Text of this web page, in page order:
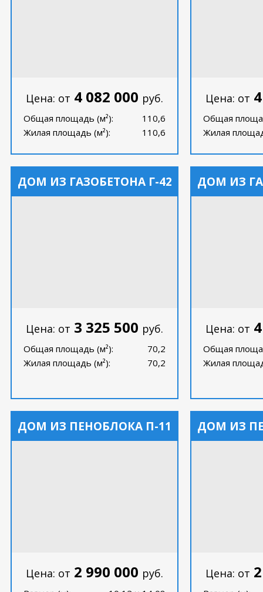
Цена: от 4 082 000 руб.
Общая площадь (м²):
110,6
Жилая площадь (м²):
110,6
Цена: от
Общая
Жилая
ДОМ ИЗ ГАЗОБЕТОНА Г-42
Цена: от 3 325 500 руб.
Общая площадь (м²):
70,2
Жилая площадь (м²):
70,2
ДОМ ИЗ
Цена: от
Общая
Жилая
ДОМ ИЗ ПЕНОБЛОКА П-11
Цена: от 2 990 000 руб.
ДОМ ИЗ
Цена: от